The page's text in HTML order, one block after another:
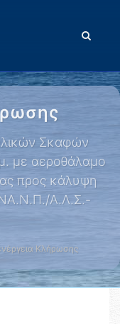
Σκαφών
με αεροθάλαμο
προς κάλυψη
Α.Λ.Σ.-
Κλήρωσης